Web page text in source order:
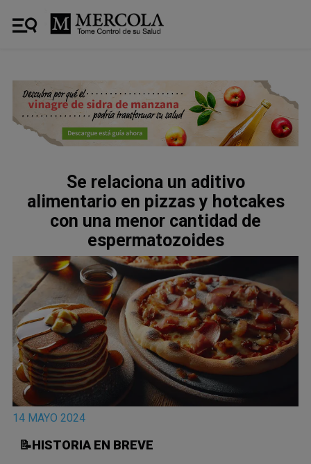
Se relaciona un aditivo
alimentario en pizzas y hotcakes
con una menor cantidad de
espermatozoides
14 MAYO 2024
📝HISTORIA EN BREVE